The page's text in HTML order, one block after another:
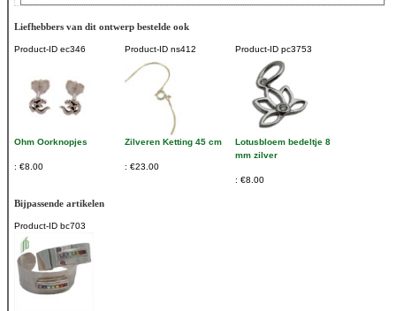
Liefhebbers van dit ontwerp bestelde ook
Product-ID ec346
Ohm Oorknopjes
€8.00
Product-ID ns412
Zilveren Ketting 45 cm
€23.00
Product-ID pc3753
Lotusbloem bedeltje 8
mm zilver
€8.00
Bijpassende artikelen
Product-ID bc703